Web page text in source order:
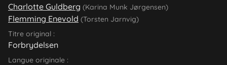
Charlotte Guldberg (Karina Munk Jørgensen)
Flemming Enevold (Torsten Jarnvig)
Titre original :
Forbrydelsen
Langue originale :